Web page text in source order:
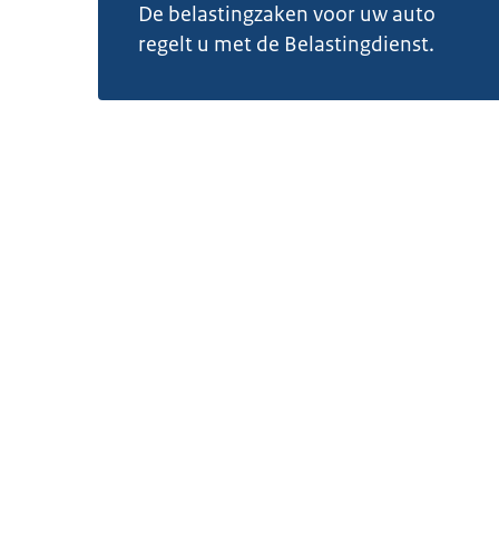
De belastingzaken voor uw auto
regelt u met de Belastingdienst.